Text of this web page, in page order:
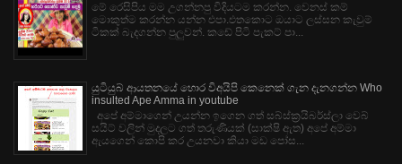
මේ රෙසිපිය මම උගන්නපු විදියටම කරන්න. වෙනස් කම්
මොකුත්ම කරන්න යන්න එපා.එතකොට ඔයාට ලස්සන කැවුම්
ටිකක් බැදගන්න පුලුවන්. කඩේ පිටි පැකට් පා...
යුටියුබ් ආයතනයේ හොර විඅයිපි කෙනෙක් ගැන දැනගන්න Who
insulted Ape Amma in youtube
අපේ අම්මාගෙන් උයන්න ඉගෙන ගත් සබ්ස්ක්‍රයිබර්ස්ලා වෙබ්
සයිට් වලින් මුදලට ගත් තරුණියක් (සාක්ෂි ඇත) අපේ අම්මා
ඇයගෙන් කොපි කර උයනවා කියා මඩ පෝස...